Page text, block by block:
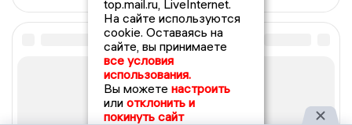
top.mail.ru, LiveInternet.
На сайте используются
cookie. Оставаясь на
сайте, вы принимаете
все условия
использования.
Вы можете настроить
или отклонить и
покинуть сайт